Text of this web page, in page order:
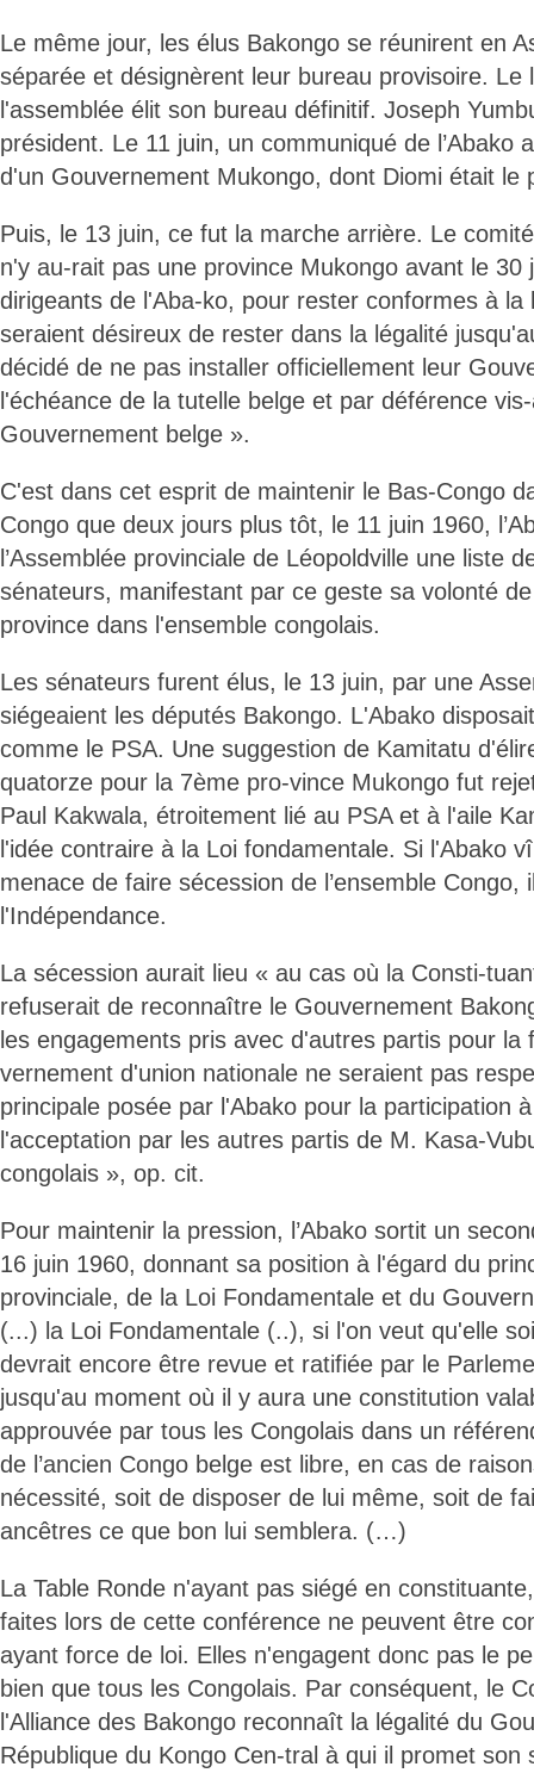
Le même jour, les élus Bakongo se réunirent en
séparée et désignèrent leur bureau provisoire. Le
l'assemblée élit son bureau définitif. Joseph
président. Le 11 juin, un communiqué de l’Abako
d'un Gouvernement Mukongo, dont Diomi était le
Puis, le 13 juin, ce fut la marche arrière. Le
n'y au-rait pas une province Mukongo avant le 30
dirigeants de l'Aba-ko, pour rester conformes à la
seraient désireux de rester dans la légalité
décidé de ne pas installer officiellement leur
l'échéance de la tutelle belge et par déférence
Gouvernement belge ».
C'est dans cet esprit de maintenir le Bas-Congo
Congo que deux jours plus tôt, le 11 juin 1960,
l’Assemblée provinciale de Léopoldville une liste
sénateurs, manifestant par ce geste sa volonté
province dans l'ensemble congolais.
Les sénateurs furent élus, le 13 juin, par une
siégeaient les députés Bakongo. L'Abako
comme le PSA. Une suggestion de Kamitatu
quatorze pour la 7ème pro-vince Mukongo fut
Paul Kakwala, étroitement lié au PSA et à l'aile
l'idée contraire à la Loi fondamentale. Si l'Abako
menace de faire sécession de l’ensemble Congo,
l'Indépendance.
La sécession aurait lieu « au cas où la Consti-
refuserait de reconnaître le Gouvernement
les engagements pris avec d'autres partis pour la
vernement d'union nationale ne seraient pas
principale posée par l'Abako pour la participation
l'acceptation par les autres partis de M. Kasa-
congolais », op. cit.
Pour maintenir la pression, l’Abako sortit un
16 juin 1960, donnant sa position à l'égard du
provinciale, de la Loi Fondamentale et du
(...) la Loi Fondamentale (..), si l'on veut qu'elle
devrait encore être revue et ratifiée par le
jusqu'au moment où il y aura une constitution
approuvée par tous les Congolais dans un
de l’ancien Congo belge est libre, en cas de
nécessité, soit de disposer de lui même, soit de
ancêtres ce que bon lui semblera. (…)
La Table Ronde n'ayant pas siégé en
faites lors de cette conférence ne peuvent être
ayant force de loi. Elles n'engagent donc pas le
bien que tous les Congolais. Par conséquent, le
l'Alliance des Bakongo reconnaît la légalité du
République du Kongo Cen-tral à qui il promet son